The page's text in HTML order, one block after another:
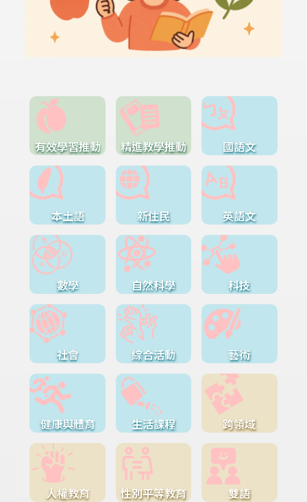
有效學習推動 精進教學推動 國語文
本土語 新住民 英語文
數學 自然科學 科技
社會 綜合活動 藝術
健康與體育 生活課程 跨領域
人權教育 性別平等教育 雙語